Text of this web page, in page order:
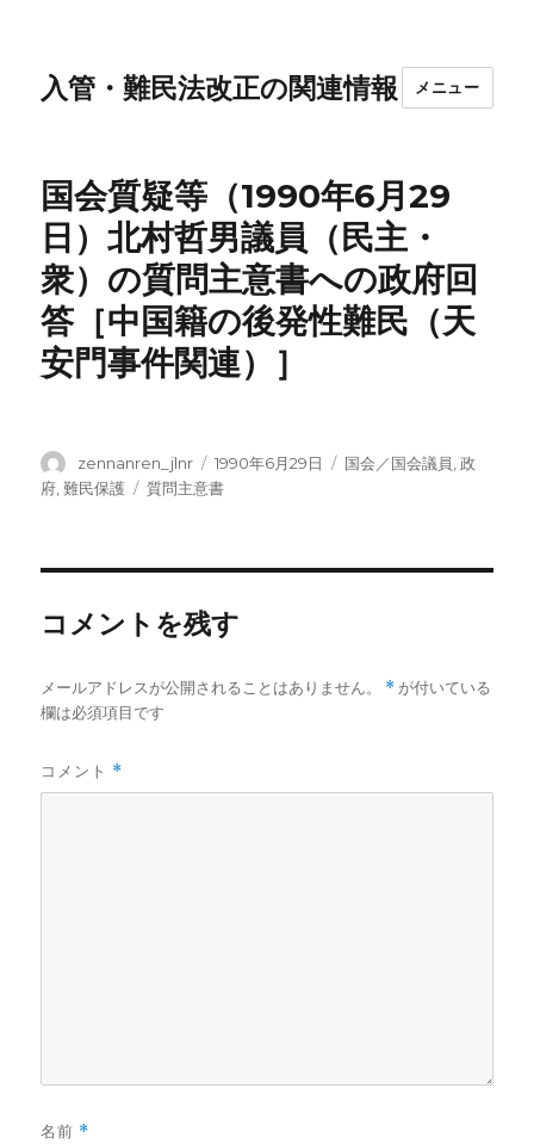
入管・難民法改正の関連情報 メニュー
国会質疑等（1990年6月29
日）北村哲男議員（民主・
衆）の質問主意書への政府回
答［中国籍の後発性難民（天
安門事件関連）］
投
稿
zennanren_jlnr
投
稿
1990年6月29日
カ
国会／国会議員 ,政
府 ,難民保護
タ
質問主意書
コメントを残す
メールアドレスが公開されることはありません。 * が付いている
欄は必須項目です
コメント *
名前 *